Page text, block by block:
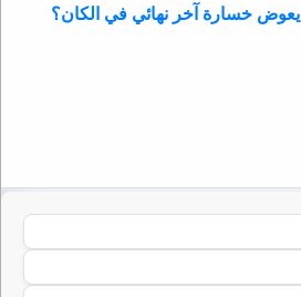
يعوض خسارة آخر نهائي في الكان؟